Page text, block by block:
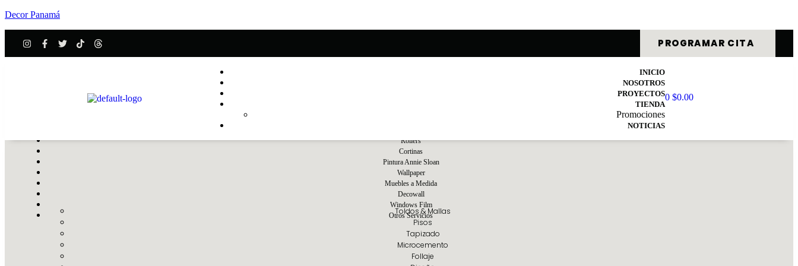
Decor Panamá
PROGRAMAR CITA
INICIO
NOSOTROS
PROYECTOS
TIENDA
Promociones
NOTICIAS
0 $0.00
Rollers
Cortinas
Pintura Annie Sloan
Wallpaper
Muebles a Medida
Decowall
Windows Film
Otros Servicios
Toldos & Mallas
Pisos
Tapizado
Microcemento
Follaje